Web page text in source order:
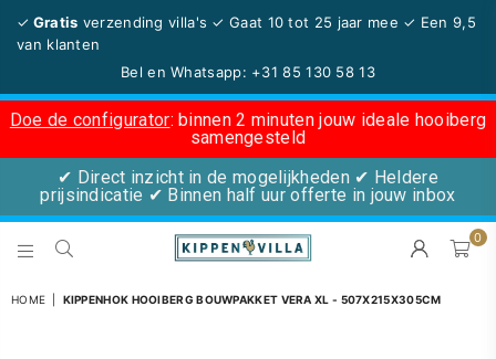
✓ Gratis verzending villa's ✓ Gaat 10 tot 25 jaar mee ✓ Een 9,5
van klanten
Bel en Whatsapp: +31 85 130 58 13
Doe de configurator: binnen 2 minuten jouw ideale hooiberg
samengesteld
✔ Direct inzicht in de mogelijkheden ✔ Heldere
prijsindicatie ✔ Binnen half uur offerte in jouw inbox
0
HOME KIPPENHOK HOOIBERG BOUWPAKKET VERA XL - 507X215X305CM